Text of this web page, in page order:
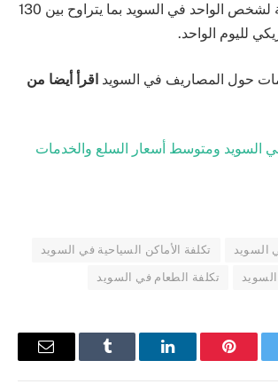
تقدر كلفة السياحة لشخص الواحد في السويد بما يتراوح بين 130
حول المصاريف في السويد اقرأ أيضا من
السويد ومتوسط أسعار السلع والخدمات
السويد تكلفة اﻷماكن السياحية في السويد
تكلفة الطعام في السويد
بينتيريستلينكدإن Tumblr
البريد